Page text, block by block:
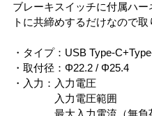
ブレーキスイッチに付属ハ
トに共締めするだけなので取
・タイプ：USB Type-
・取付径：Φ22.2 / Φ25.4
・入力：入力電
入力電圧範囲